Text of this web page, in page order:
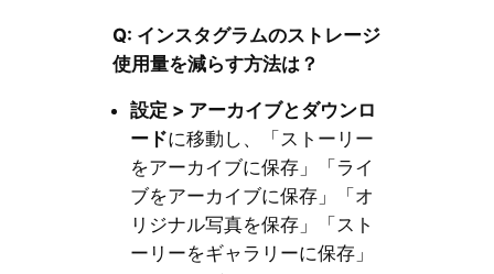
Q: インスタグラムのストレージ
使用量を減らす方法は？
設定 > アーカイブとダウンロ
ードに移動し、「ストーリー
をアーカイブに保存」「ライ
ブをアーカイブに保存」「オ
リジナル写真を保存」「スト
ーリーをギャラリーに保存」